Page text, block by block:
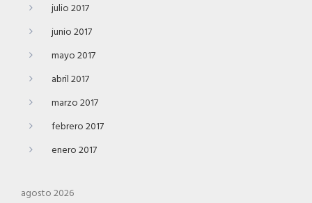
julio 2017
junio 2017
mayo 2017
abril 2017
marzo 2017
febrero 2017
enero 2017
agosto 2026